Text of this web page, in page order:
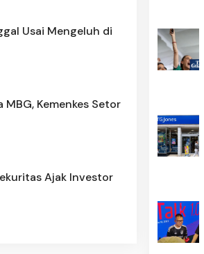
Usai Mengeluh di
MBG, Kemenkes Setor
Ajak Investor